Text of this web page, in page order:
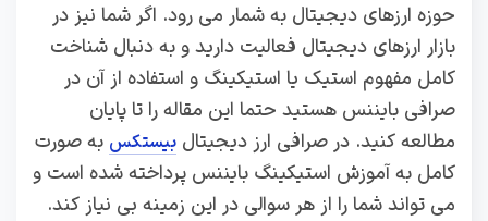
حوزه ارزهای دیجیتال به شمار می رود. اگر شما نیز در
بازار ارزهای دیجیتال فعالیت دارید و به دنبال شناخت
کامل مفهوم استیک یا استیکینگ و استفاده از آن در
صرافی بایننس هستید حتما این مقاله را تا پایان
مطالعه کنید. در صرافی ارز دیجیتال بیستکس به صورت
کامل به آموزش استیکینگ بایننس پرداخته شده است و
می تواند شما را از هر سوالی در این زمینه بی نیاز کند.